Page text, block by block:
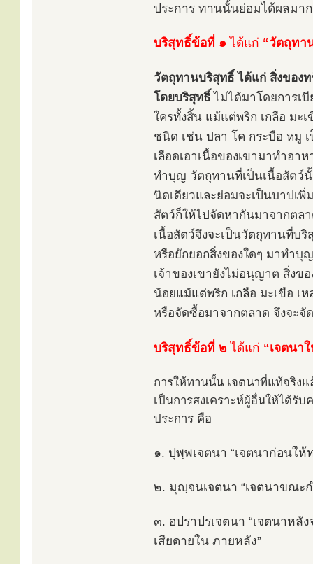
ประการ ทานนั้นย่อมได้ผลม
บริสุทธิ์ข้อที่ ๑ ได้แก่ “วัตถุทา
วัตถุทานบริสุทธิ์ ได้แก่ สิ่งของ
โดยบริสุทธิ์ ไม่ได้มาโดยการเ
ใครทั้งสิ้น แม้แต่พริก เกลือ มะ
ชนิด เช่น ปลา โค กระบือ หมู
เลือดเอาเนื้อของเขามาทำอา
ทำบุญ วัตถุทานที่เป็นเนื้อสัตว์
นิดเดียวและย่อมจะเป็นบาปเพิ่
สัตว์ก็ให้ไปจัดหากันมาจากตล
เนื้อสัตว์จึงจะเป็นวัตถุทานที่บ
หรือยักยอกสิ่งของใดๆ มาทำ
เจ้าของเขายังไม่อนุญาต สิ่งข
น้อยแม้แต่พริก เกลือ มะเขือ เ
หรือจัดซื้อมาจากตลาด จึงจะจั
บริสุทธิ์ข้อที่ ๒ ได้แก่ “เจตนา
การให้ทานนั้น เจตนาที่แท้จริง
เป็นการสงเคราะห์ผู้อื่นให้ได้รั
ประการ คือ
๑. ปุพฺพเจตนา “เจตนาก่อนใ
๒. มุญฺจนเจตนา “เจตนาขณะ
๓. อปราปรเจตนา “เจตนาห
เสียดายใน ภายหลัง”